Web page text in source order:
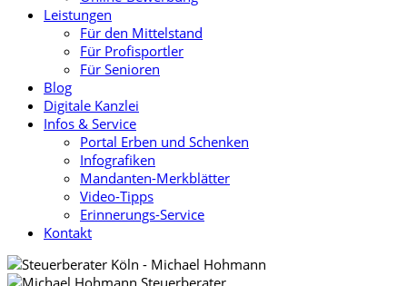
Leistungen
Für den Mittelstand
Für Profisportler
Für Senioren
Blog
Digitale Kanzlei
Infos & Service
Portal Erben und Schenken
Infografiken
Mandanten-Merkblätter
Video-Tipps
Erinnerungs-Service
Kontakt